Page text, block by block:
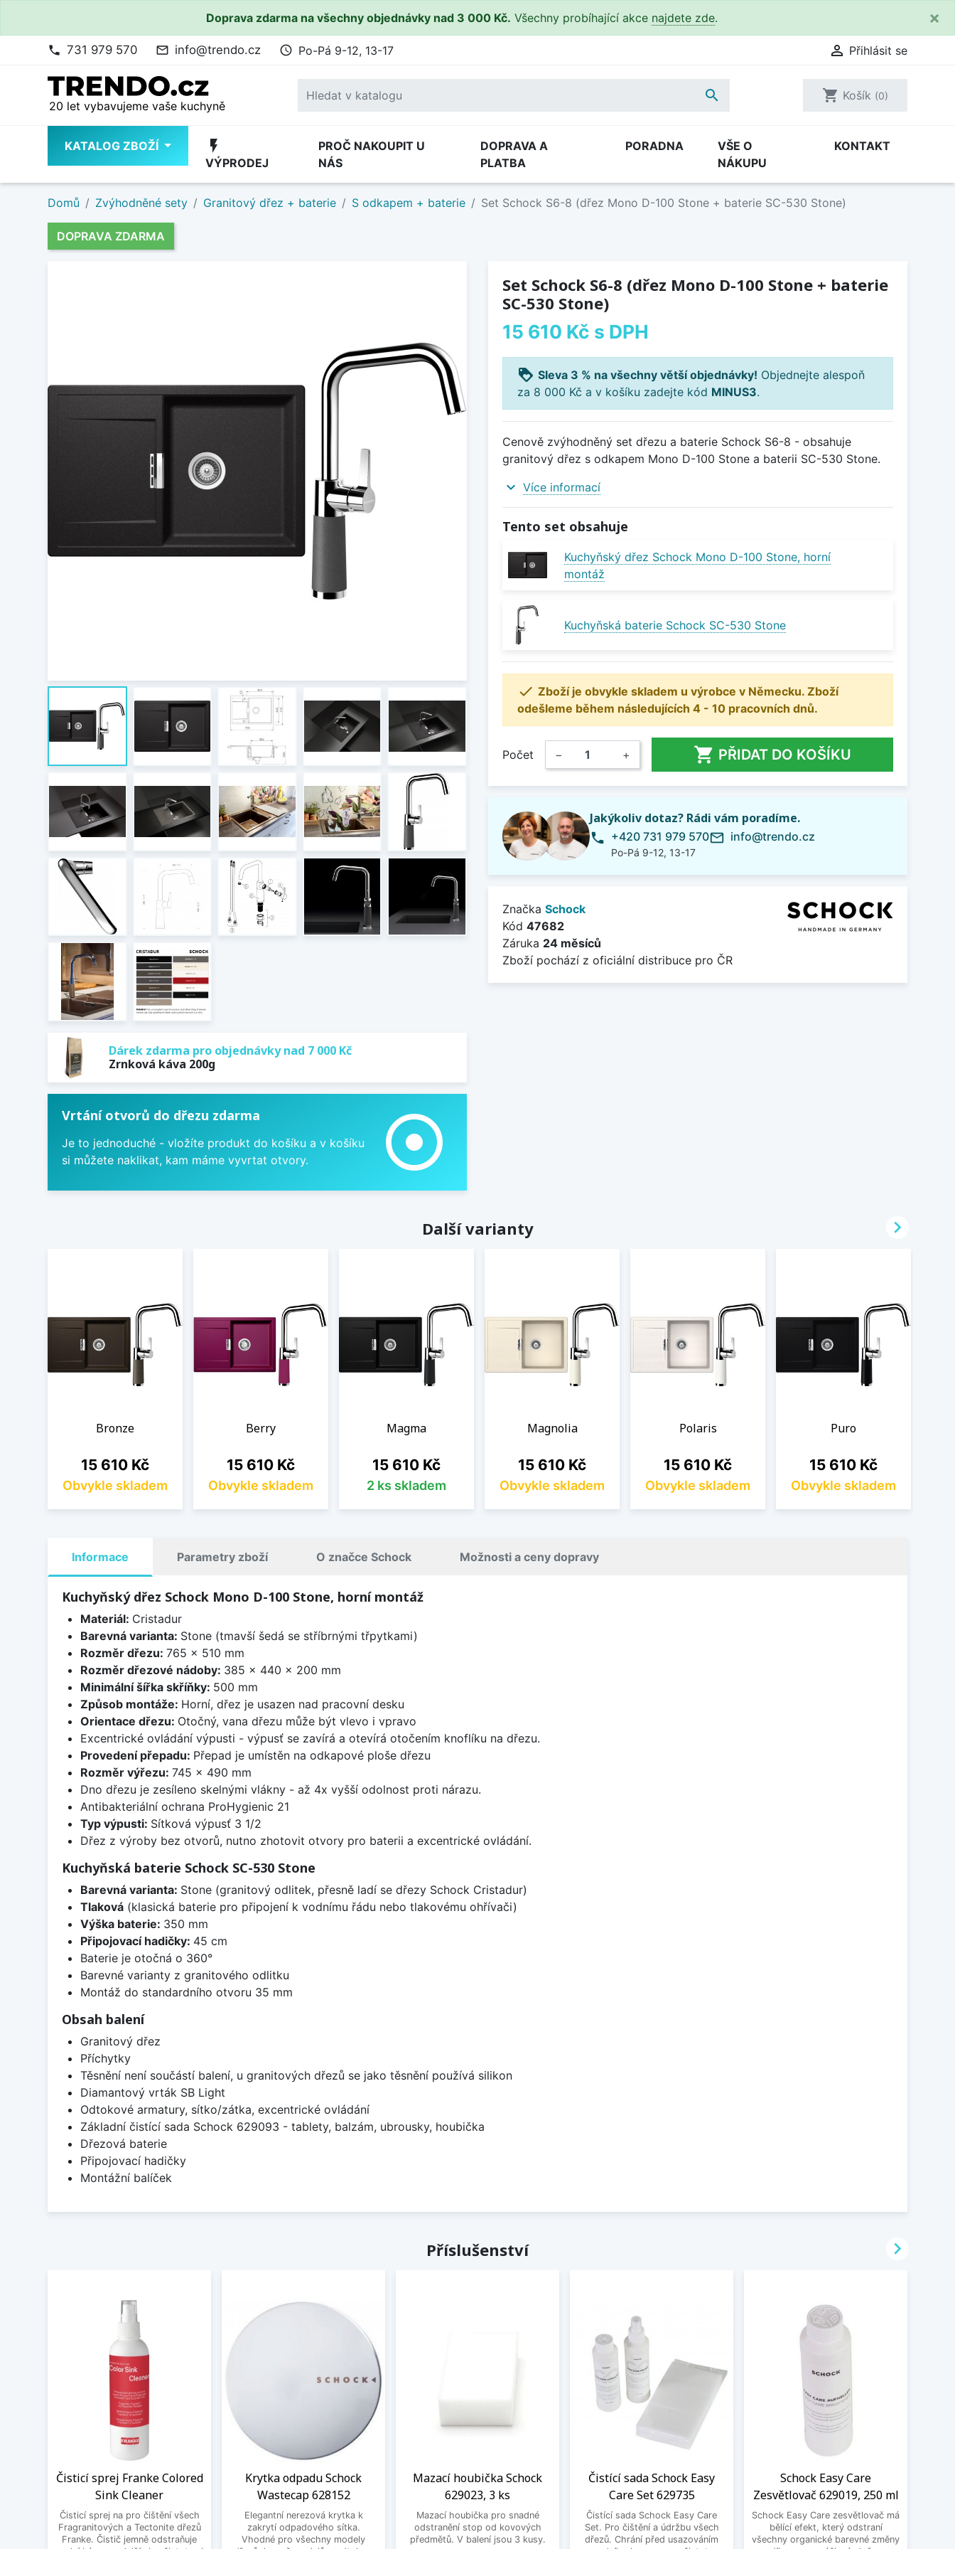
Doprava zdarma na všechny objednávky nad 3 000 Kč. Všechny probíhající akce najdete zde. ×
phone 731 979 570 mail_outline info@trendo.cz access_time Po-Pá 9-12, 13-17  Přihlásit se
20 let vybavujeme vaše kuchyně
 shopping_cart Košík (0)
KATALOG ZBOŽÍ flash_on
VÝPRODEJ
PROČ NAKOUPIT U
NÁS
DOPRAVA A
PLATBA
PORADNA
VŠE O
NÁKUPU
KONTAKT
Domů Zvýhodněné sety Granitový dřez + baterie S odkapem + baterie Set Schock S6-8 (dřez Mono D-100 Stone + baterie SC-530 Stone)
DOPRAVA ZDARMA
Dárek zdarma pro objednávky nad 7 000 Kč
Zrnková káva 200g
Vrtání otvorů do dřezu zdarma
Je to jednoduché - vložíte produkt do košíku a v košíku
si můžete naklikat, kam máme vyvrtat otvory.
adjust
Set Schock S6-8 (dřez Mono D-100 Stone + baterie
SC-530 Stone)
15 610 Kč s DPH
loyalty Sleva 3 % na všechny větší objednávky! Objednejte alespoň
za 8 000 Kč a v košíku zadejte kód MINUS3.
Cenově zvýhodněný set dřezu a baterie Schock S6-8 - obsahuje
granitový dřez s odkapem Mono D-100 Stone a baterii SC-530 Stone.
expand_more Více informací
Tento set obsahuje
Kuchyňský dřez Schock Mono D-100 Stone, horní
montáž
Kuchyňská baterie Schock SC-530 Stone
 Zboží je obvykle skladem u výrobce v Německu. Zboží
odešleme během následujících 4 - 10 pracovních dnů.
Počet − +  PŘIDAT DO KOŠÍKU
Jakýkoliv dotaz? Rádi vám poradíme.
phone +420 731 979 570
Po-Pá 9-12, 13-17
mail_outline info@trendo.cz
Značka Schock
Kód 47682
Záruka 24 měsíců
Zboží pochází z oficiální distribuce pro ČR
Další varianty
Bronze
Cena
15 610 Kč
Obvykle skladem
Berry
Cena
15 610 Kč
Obvykle skladem
Magma
Cena
15 610 Kč
2 ks skladem
Magnolia
Cena
15 610 Kč
Obvykle skladem
Polaris
Cena
15 610 Kč
Obvykle skladem
Puro
Cena
15 610 Kč
Obvykle skladem

Informace Parametry zboží O značce Schock Možnosti a ceny dopravy
Kuchyňský dřez Schock Mono D-100 Stone, horní montáž
Materiál: Cristadur
Barevná varianta: Stone (tmavší šedá se stříbrnými třpytkami)
Rozměr dřezu: 765 x 510 mm
Rozměr dřezové nádoby: 385 x 440 x 200 mm
Minimální šířka skříňky: 500 mm
Způsob montáže: Horní, dřez je usazen nad pracovní desku
Orientace dřezu: Otočný, vana dřezu může být vlevo i vpravo
Excentrické ovládání výpusti - výpusť se zavírá a otevírá otočením knoflíku na dřezu.
Provedení přepadu: Přepad je umístěn na odkapové ploše dřezu
Rozměr výřezu: 745 x 490 mm
Dno dřezu je zesíleno skelnými vlákny - až 4x vyšší odolnost proti nárazu.
Antibakteriální ochrana ProHygienic 21
Typ výpusti: Sítková výpusť 3 1/2
Dřez z výroby bez otvorů, nutno zhotovit otvory pro baterii a excentrické ovládání.
Kuchyňská baterie Schock SC-530 Stone
Barevná varianta: Stone (granitový odlitek, přesně ladí se dřezy Schock Cristadur)
Tlaková(klasická baterie pro připojení k vodnímu řádu nebo tlakovému ohřívači)
Výška baterie: 350 mm
Připojovací hadičky: 45 cm
Baterie je otočná o 360°
Barevné varianty z granitového odlitku
Montáž do standardního otvoru 35 mm
Obsah balení
Granitový dřez
Příchytky
Těsnění není součástí balení, u granitových dřezů se jako těsnění používá silikon
Diamantový vrták SB Light
Odtokové armatury, sítko/zátka, excentrické ovládání
Základní čistící sada Schock 629093 - tablety, balzám, ubrousky, houbička
Dřezová baterie
Připojovací hadičky
Montážní balíček
Příslušenství
Čisticí sprej Franke Colored
Sink Cleaner
Čisticí sprej na pro čištění všech
Fragranitových a Tectonite dřezů
Franke. Čistič jemně odstraňuje
Krytka odpadu Schock
Wastecap 628152
Elegantní nerezová krytka k
zakrytí odpadového sítka.
Vhodné pro všechny modely
Mazací houbička Schock
629023, 3 ks
Mazací houbička pro snadné
odstranění stop od kovových
předmětů. V balení jsou 3 kusy.
Čistící sada Schock Easy
Care Set 629735
Čistící sada Schock Easy Care
Set. Pro čištění a údržbu všech
dřezů. Chrání před usazováním
Schock Easy Care
Zesvětlovač 629019, 250 ml
Schock Easy Care zesvětlovač má
bělící efekt, který odstraní
všechny organické barevné změny
